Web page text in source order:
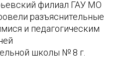
филиал ГАУ МО
разъяснительные
и педагогическим
школы № 8 г.